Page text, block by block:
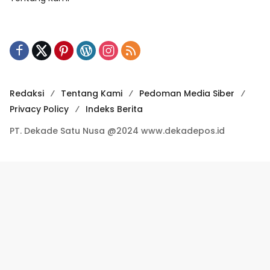
Redaksi Tentang Kami
Pedoman Media Siber
Privacy Policy
Indeks Berita
PT. Dekade Satu Nusa @2024 www.dekadepos.id